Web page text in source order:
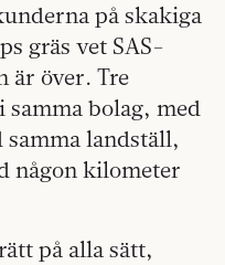
på skakiga
gräs vet SAS-
är över. Tre
bolag, med
landställ,
någon kilometer
på alla sätt,